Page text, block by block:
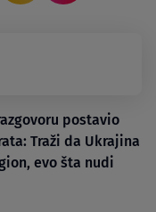
postavio
Traži da Ukrajina
evo šta nudi